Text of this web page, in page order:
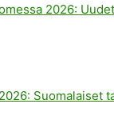
2026:
Suomalaiset